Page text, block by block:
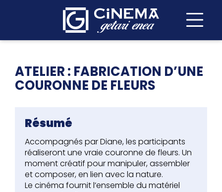
ATELIER : FABRICATION D’UNE
COURONNE DE FLEURS
Résumé
Accompagnés par Diane, les participants
réaliseront une vraie couronne de fleurs. Un
moment créatif pour manipuler, assembler
et composer, en lien avec la nature.
Le cinéma fournit l’ensemble du matériel